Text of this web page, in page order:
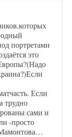
портретами
это
Если
трудно
сами и
-просто